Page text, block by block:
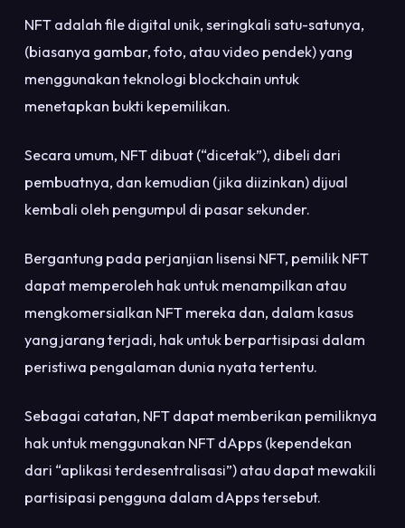
NFT adalah file digital unik, seringkali satu-satunya,
(biasanya gambar, foto, atau video pendek) yang
menggunakan teknologi blockchain untuk
menetapkan bukti kepemilikan.
Secara umum, NFT dibuat (“dicetak”), dibeli dari
pembuatnya, dan kemudian (jika diizinkan) dijual
kembali oleh pengumpul di pasar sekunder.
Bergantung pada perjanjian lisensi NFT, pemilik NFT
dapat memperoleh hak untuk menampilkan atau
mengkomersialkan NFT mereka dan, dalam kasus
yang jarang terjadi, hak untuk berpartisipasi dalam
peristiwa pengalaman dunia nyata tertentu.
Sebagai catatan, NFT dapat memberikan pemiliknya
hak untuk menggunakan NFT dApps (kependekan
dari “aplikasi terdesentralisasi”) atau dapat mewakili
partisipasi pengguna dalam dApps tersebut.